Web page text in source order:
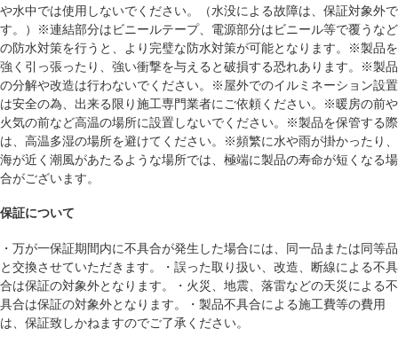
や水中では使用しないでください。（水没による故障は、保証対象外で
す。）※連結部分はビニールテープ、電源部分はビニール等で覆うなど
の防水対策を行うと、より完璧な防水対策が可能となります。※製品を
強く引っ張ったり、強い衝撃を与えると破損する恐れあります。※製品
の分解や改造は行わないでください。※屋外でのイルミネーション設置
は安全の為、出来る限り施工専門業者にご依頼ください。※暖房の前や
火気の前など高温の場所に設置しないでください。※製品を保管する際
は、高温多湿の場所を避けてください。※頻繁に水や雨が掛かったり、
海が近く潮風があたるような場所では、極端に製品の寿命が短くなる場
合がございます。
保証について
・万が一保証期間内に不具合が発生した場合には、同一品または同等品
と交換させていただきます。・誤った取り扱い、改造、断線による不具
合は保証の対象外となります。・火災、地震、落雷などの天災による不
具合は保証の対象外となります。・製品不具合による施工費等の費用
は、保証致しかねますのでご了承ください。